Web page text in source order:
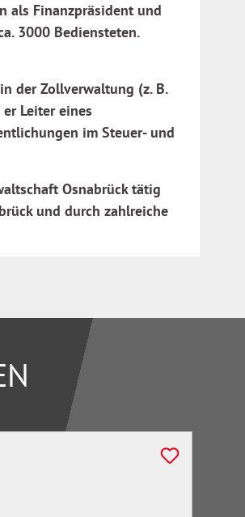
als Finanzpräsident und
3000 Bediensteten.
der Zollverwaltung (z. B.
Leiter eines
im Steuer- und
Osnabrück tätig
und durch zahlreiche